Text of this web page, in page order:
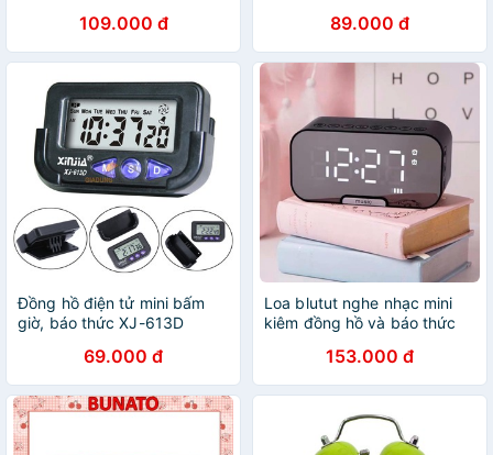
109.000 đ
màu) GIÁ RẺ89.000 đ
Đồng hồ điện tử mini bấm
giờ, báo thức XJ-613D
69.000 đ
Loa blutut nghe nhạc mini
kiêm đồng hồ và báo thức
153.000 đ